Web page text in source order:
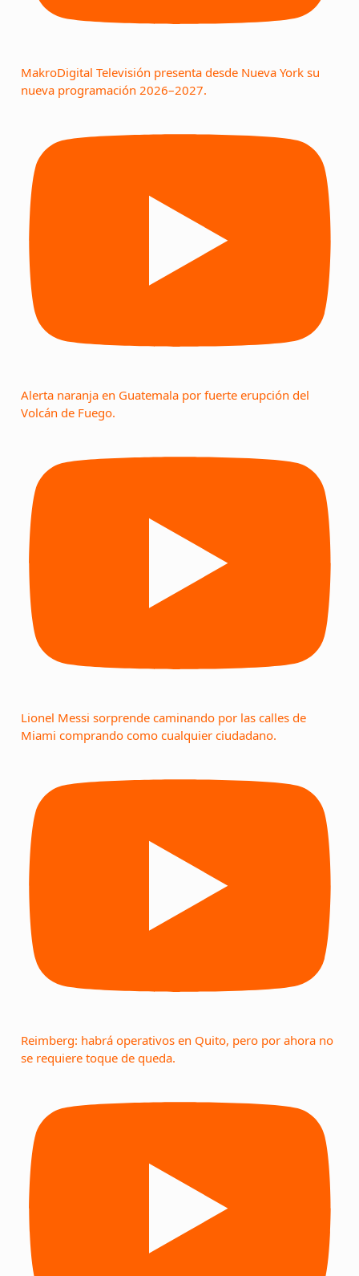
MakroDigital Televisión presenta desde Nueva York su
nueva programación 2026–2027.
Alerta naranja en Guatemala por fuerte erupción del
Volcán de Fuego.
Lionel Messi sorprende caminando por las calles de
Miami comprando como cualquier ciudadano.
Reimberg: habrá operativos en Quito, pero por ahora no
se requiere toque de queda.